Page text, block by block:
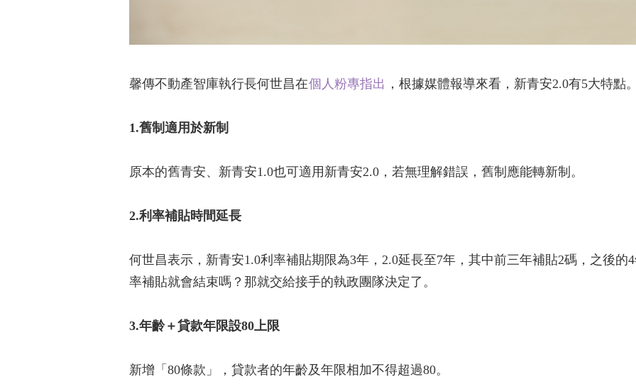
馨傳不動產智庫執行長何世昌在個人粉專指出 ，根據媒體報導來看，新青安2.0有5大特點
1.舊制適用於新制
原本的舊青安、新青安1.0也可適用新青安2.0，若無理解錯誤，舊制應能轉新制。
2.利率補貼時間延長
何世昌表示，新青安1.0利率補貼期限為3年，2.0延長至7年，其中前三年補貼2碼，之後的
率補貼就會結束嗎？那就交給接手的執政團隊決定了。
3.年齡＋貸款年限設80上限
新增「80條款」，貸款者的年齡及年限相加不得超過80。